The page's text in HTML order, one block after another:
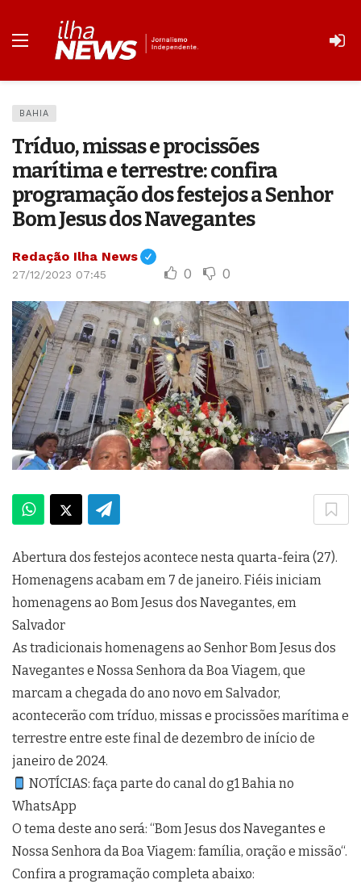
BAHIA
Tríduo, missas e procissões
marítima e terrestre: confira
programação dos festejos a Senhor
Bom Jesus dos Navegantes
Redação Ilha News
27/12/2023 07:45 0 0
Abertura dos festejos acontece nesta quarta-feira (27).
Homenagens acabam em 7 de janeiro. Fiéis iniciam
homenagens ao Bom Jesus dos Navegantes, em
Salvador
As tradicionais homenagens ao Senhor Bom Jesus dos
Navegantes e Nossa Senhora da Boa Viagem, que
marcam a chegada do ano novo em Salvador,
acontecerão com tríduo, missas e procissões marítima e
terrestre entre este final de dezembro de início de
janeiro de 2024.
NOTÍCIAS: faça parte do canal do g1 Bahia no
WhatsApp
O tema deste ano será: “Bom Jesus dos Navegantes e
Nossa Senhora da Boa Viagem: família, oração e missão“.
Confira a programação completa abaixo: